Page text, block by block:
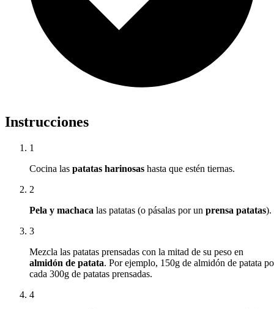
Instrucciones
1
Cocina las patatas harinosas hasta que estén tiernas.
2
Pela y machaca las patatas (o pásalas por un prensa patatas).
3
Mezcla las patatas prensadas con la mitad de su peso en
almidón de patata. Por ejemplo, 150g de almidón de patata
cada 300g de patatas prensadas.
4